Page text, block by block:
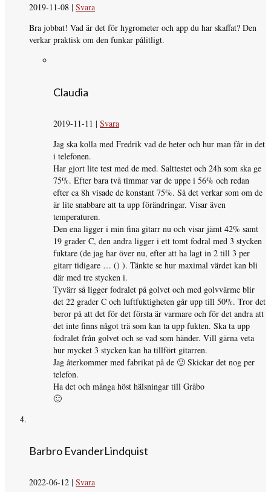
2019-11-08 | Svara
Bra jobbat! Vad är det för hygrometer och app du har skaffat? Den
verkar praktisk om den funkar pålitligt.
Claudia
2019-11-11 | Svara
Jag ska kolla med Fredrik vad de heter och hur man får in det
i telefonen.
Har gjort lite test med de med. Salttestet och 24h som ska ge
75%. Efter bara två timmar var de uppe i 56% och redan
efter ca 8h visade de konstant 75%. Så det verkar som om de
är lite snabbare att ta upp förändringar. Visar även
temperaturen.
Den ena ligger i min fina gitarr nu och visar jämt 42% samt
19 grader C, den andra ligger i ett tomt fodral med 3 stycken
fuktare (de jag har över nu, efter att ha lagt in 2 till 3 per
gitarr tidigare … () ). Tänkte se hur maximal värdet kan bli
där med tre stycken i.
Tyvärr så ligger fodralet på golvet och med golvvärme blir
det 22 grader C och luftfuktigheten går upp till 50%. Tror det
beror på att det för det första är varmare och för det andra att
det inte finns något trä som kan ta upp fukten. Ska ta upp
fodralet från golvet och se vad som händer. Vill gärna veta
hur mycket 3 stycken kan ha tillfört gitarren.
Jag återkommer med fabrikat på de 🙂 Skickar det nog per
telefon.
Ha det och många höst hälsningar till Gråbo
🙂
Barbro EvanderLindquist
2022-06-12 | Svara